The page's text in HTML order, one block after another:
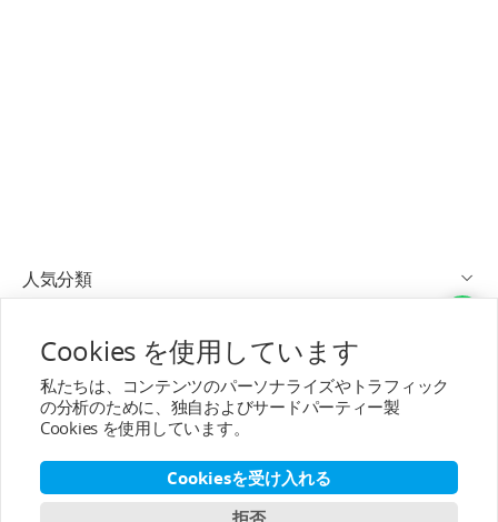
人気分類
アフターサービス
T-MOTORについて
連絡先
Cookies を使用しています
私たちは、コンテンツのパーソナライズやトラフィック
の分析のために、独自およびサードパーティー製
Cookies を使用しています。
Cookiesを受け入れる
拒否